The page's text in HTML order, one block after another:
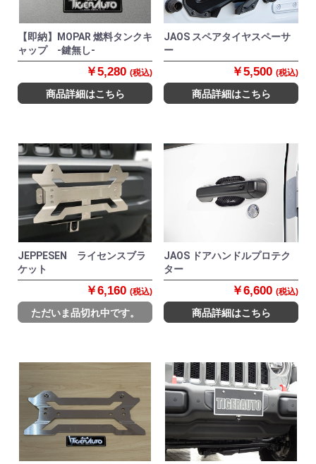
【即納】MOPAR 燃料タンクキ
ャップ -鍵無し-
￥5,280 (税込)
商品詳細はこちら
JAOS スペアタイヤスペーサ
ー
￥5,500 (税込)
商品詳細はこちら
JEPPESEN ライセンスブラ
ケット
￥6,160 (税込)
ただいま品切れ中です。
JAOS ドアハンドルプロテク
ター
￥6,600 (税込)
商品詳細はこちら